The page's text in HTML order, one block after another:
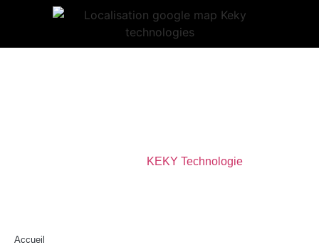
KEKY Technologie
Accueil